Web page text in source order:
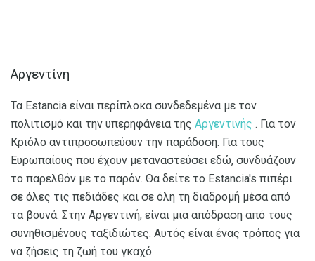
Αργεντίνη
Τα Estancia είναι περίπλοκα συνδεδεμένα με τον
πολιτισμό και την υπερηφάνεια της Αργεντινής . Για τον
Κριόλο αντιπροσωπεύουν την παράδοση. Για τους
Ευρωπαίους που έχουν μεταναστεύσει εδώ, συνδυάζουν
το παρελθόν με το παρόν. Θα δείτε το Estancia's πιπέρι
σε όλες τις πεδιάδες και σε όλη τη διαδρομή μέσα από
τα βουνά. Στην Αργεντινή, είναι μια απόδραση από τους
συνηθισμένους ταξιδιώτες. Αυτός είναι ένας τρόπος για
να ζήσεις τη ζωή του γκαχό.